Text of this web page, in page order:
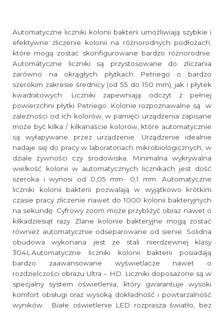
Automatyczne liczniki kolonii bakterii umożliwiają szybkie i
efektywne zliczenie kolonii na różnorodnych podłożach,
które mogą zostać skonfigurowane bardzo różnorodnie.
Automatyczne liczniki są przystosowane do zliczania
zarówno na okrągłych płytkach Petriego o bardzo
szerokim zakresie średnicy (od 55 do 150 mm), jak i płytek
kwadratowych. Liczniki zapewniają odczyt z pełnej
powierzchni płytki Petriego. Kolonie rozpoznawalne są w
zależności od ich kolorów, w pamięci urządzenia zapisane
może być kilka / kilkanaście kolorów, które automatycznie
są wyłapywane przez urządzenie. Urządzenie idealnie
nadaje się do pracy w laboratoriach mikrobiologicznych, w
dziale żywności czy środowiska. Minimalna wykrywalna
wielkość kolonii w automatycznych licznikach jest dość
szeroka i wynosi od 0,05 mm- 0,1 mm. Automatyczne
liczniki kolonii bakterii pozwalają w wyjątkowo krótkim
czasie pracy zliczenie nawet do 1000 kolonii bakteryjnych
na sekundę. Cyfrowy zoom może przybliżyć obraz nawet o
kilkadziesiąt razy. Zlane kolonie bakteryjne mogą zostać
również automatycznie odseparowane od sienie. Solidna
obudowa wykonana jest ze stali nierdzewnej klasy
304L.Automatyczne liczniki kolonii bakterii posiadają
bardzo zaawansowane wyświetlacze nawet o
rozdzielczości obrazu Ultra – HD. Liczniki doposażone są w
specjalny system oświetlenia, który gwarantuje wysoki
komfort obsługi oraz wysoką dokładność i powtarzalność
wyników. Białe oświetlenie LED rozprasza światło, bez